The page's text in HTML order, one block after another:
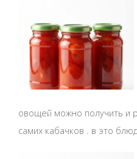
овощей можно получить и
самих кабачков . в это